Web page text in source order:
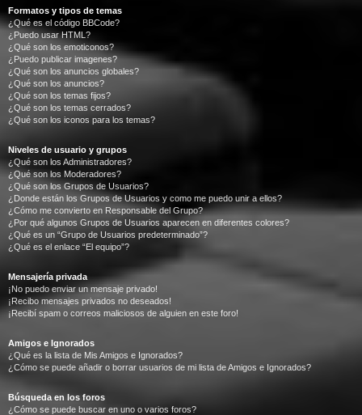
Formatos y tipos de temas
¿Qué es el código BBCode?
¿Puedo usar HTML?
¿Qué son los emoticonos?
¿Puedo publicar imagenes?
¿Qué son los anuncios globales?
¿Qué son los anuncios?
¿Qué son los temas fijos?
¿Qué son los temas cerrados?
¿Qué son los iconos para los temas?
Niveles de usuario y grupos
¿Qué son los Administradores?
¿Qué son los Moderadores?
¿Qué son los Grupos de Usuarios?
¿Donde están los Grupos de Usuarios y como me puedo unir a ellos?
¿Cómo me convierto en Responsable del Grupo?
¿Por qué algunos Grupos de Usuarios aparecen en diferentes colores?
¿Qué es un “Grupo de Usuarios predeterminado”?
¿Qué es el enlace “El equipo”?
Mensajería privada
¡No puedo enviar un mensaje privado!
¡Recibo mensajes privados no deseados!
¡Recibí spam o correos maliciosos de alguien en este foro!
Amigos e Ignorados
¿Qué es la lista de Mis Amigos e Ignorados?
¿Cómo se puede añadir o borrar usuarios de mi lista de Amigos e Ignorados?
Búsqueda en los foros
¿Cómo se puede buscar en uno o varios foros?